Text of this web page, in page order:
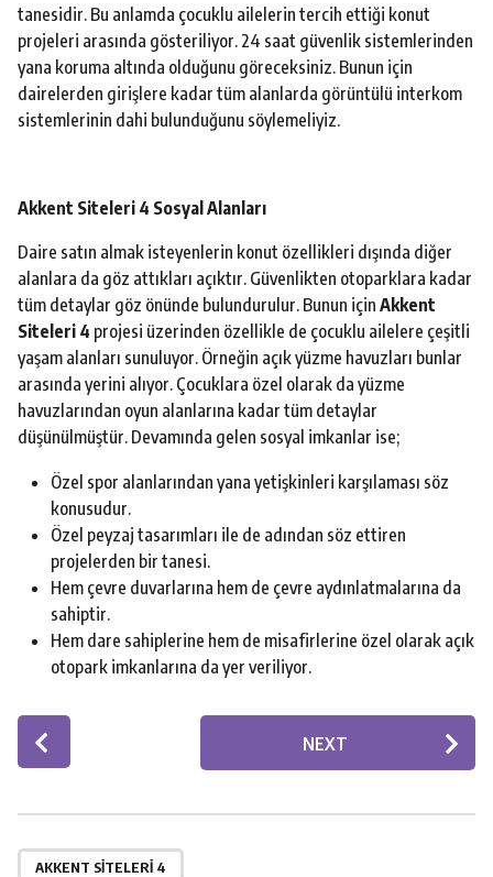
tanesidir. Bu anlamda çocuklu ailelerin tercih ettiği konut
projeleri arasında gösteriliyor. 24 saat güvenlik sistemlerinden
yana koruma altında olduğunu göreceksiniz. Bunun için
dairelerden girişlere kadar tüm alanlarda görüntülü interkom
sistemlerinin dahi bulunduğunu söylemeliyiz.
Akkent Siteleri 4 Sosyal Alanları
Daire satın almak isteyenlerin konut özellikleri dışında diğer
alanlara da göz attıkları açıktır. Güvenlikten otoparklara kadar
tüm detaylar göz önünde bulundurulur. Bunun için Akkent
Siteleri 4 projesi üzerinden özellikle de çocuklu ailelere çeşitli
yaşam alanları sunuluyor. Örneğin açık yüzme havuzları bunlar
arasında yerini alıyor. Çocuklara özel olarak da yüzme
havuzlarından oyun alanlarına kadar tüm detaylar
düşünülmüştür. Devamında gelen sosyal imkanlar ise;
Özel spor alanlarından yana yetişkinleri karşılaması söz
konusudur.
Özel peyzaj tasarımları ile de adından söz ettiren
projelerden bir tanesi.
Hem çevre duvarlarına hem de çevre aydınlatmalarına da
sahiptir.
Hem dare sahiplerine hem de misafirlerine özel olarak açık
otopark imkanlarına da yer veriliyor.
P
o
t
P
NEXT
AKKENT SITELERI 4